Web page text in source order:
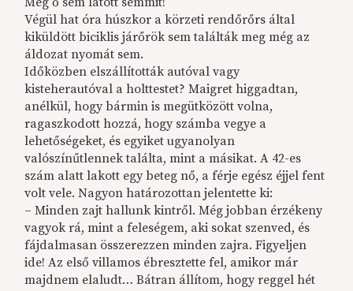
Végül hat óra húszkor a körzeti rendőrőrs által
kiküldött biciklis járőrök sem találták meg még az
áldozat nyomát sem.
Időközben elszállították autóval vagy
kisteherautóval a holttestet? Maigret higgadtan,
anélkül, hogy bármin is megütközött volna,
ragaszkodott hozzá, hogy számba vegye a
lehetőségeket, és egyiket ugyanolyan
valószínűtlennek találta, mint a másikat. A 42-es
szám alatt lakott egy beteg nő, a férje egész éjjel fent
volt vele. Nagyon határozottan jelentette ki:
– Minden zajt hallunk kintről. Még jobban érzékeny
vagyok rá, mint a feleségem, aki sokat szenved, és
fájdalmasan összerezzen minden zajra. Figyeljen
ide! Az első villamos ébresztette fel, amikor már
majdnem elaludt… Bátran állítom, hogy reggel hét